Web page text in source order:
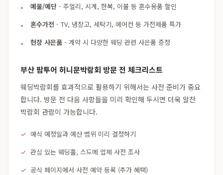
예물/예단 - 주얼리, 시계, 한복, 이불 등 혼수용품 할인
혼수가전 - TV, 냉장고, 세탁기, 에어컨 등 가전제품 특가
현장 사은품 - 계약 시 다양한 웨딩 관련 사은품 증정
부산 팜투어 허니문박람회 방문 전 체크리스트
웨딩박람회를 효과적으로 활용하기 위해서는 사전 준비가 중요
합니다. 방문 전 다음 사항들을 미리 확인해 두시면 더욱 알찬
박람회 관람이 가능합니다.
예식 예정일과 예산 범위 미리 결정하기
관심 있는 웨딩홀, 스드메 업체 사전 조사
공식 페이지에서 사전 예약 등록 (추가 혜택)